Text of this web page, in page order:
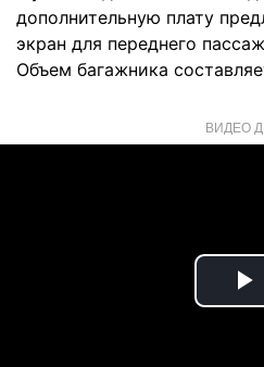
дополнительную плату
экран для переднего
Объем багажника
ВИДЕО